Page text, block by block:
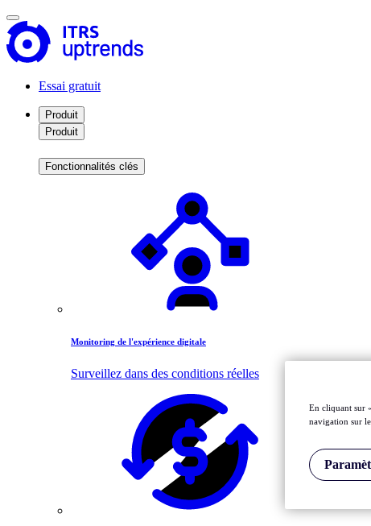
Essai gratuit
Produit
Produit
Fonctionnalités clés
Monitoring de l'expérience digitale
Surveillez dans des conditions réelles
En cliquant sur
navigation sur